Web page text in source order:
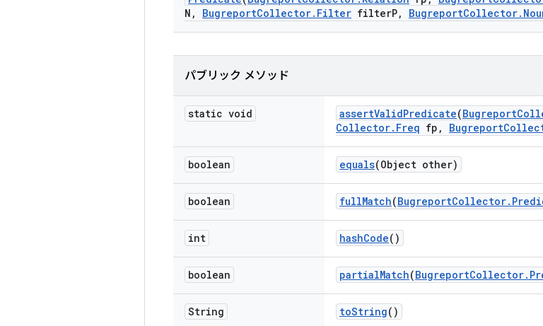
N , BugreportCollector. Filter filterP, BugreportCollector.
パブリック メソッド
static void assertValidPredicate(Bugreport
Collector. Freq fp , Bugreport
boolean equals(Object other)
boolean fullMatch(BugreportCollector.
int hashCode()
boolean partialMatch(BugreportCollector.
String toString()